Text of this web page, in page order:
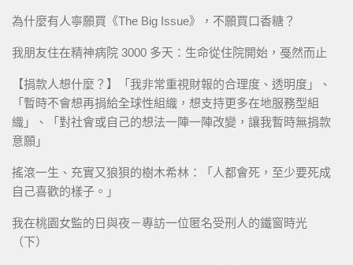
為什麼有人寧願買《The Big Issue》，不願買口香糖？
我朋友住在精神病院 3000 多天：生命從住院開始，戞然而止
【捐款人想什麼？】「我非常重視財報的合理度、透明度」、
「暫時不會想再捐給全球性組織，想支持更多在地服務型組
織」、「對社會或自己的想法一陣一陣改變，讓我暫時無捐款
意願」
搖滾一生、充實又狼狽的樹木希林：「人都會死，至少要死成
自己喜歡的樣子。」
我在桃園女監的日與夜－專訪一位匿名受刑人的鐵窗時光
（下）